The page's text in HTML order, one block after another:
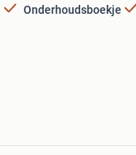
Onderhoudsboekje